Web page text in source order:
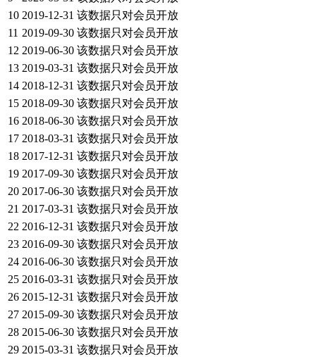
10 2019-12-31 该数据只对会员开放
11 2019-09-30 该数据只对会员开放
12 2019-06-30 该数据只对会员开放
13 2019-03-31 该数据只对会员开放
14 2018-12-31 该数据只对会员开放
15 2018-09-30 该数据只对会员开放
16 2018-06-30 该数据只对会员开放
17 2018-03-31 该数据只对会员开放
18 2017-12-31 该数据只对会员开放
19 2017-09-30 该数据只对会员开放
20 2017-06-30 该数据只对会员开放
21 2017-03-31 该数据只对会员开放
22 2016-12-31 该数据只对会员开放
23 2016-09-30 该数据只对会员开放
24 2016-06-30 该数据只对会员开放
25 2016-03-31 该数据只对会员开放
26 2015-12-31 该数据只对会员开放
27 2015-09-30 该数据只对会员开放
28 2015-06-30 该数据只对会员开放
29 2015-03-31 该数据只对会员开放